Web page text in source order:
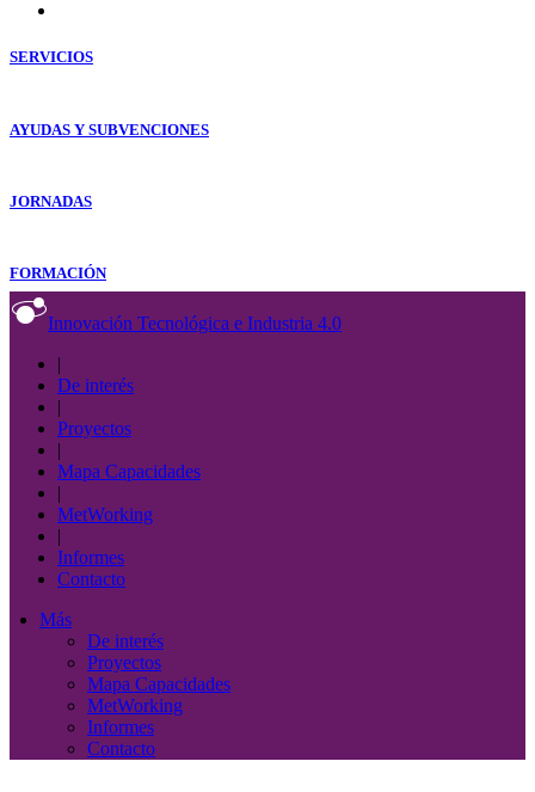
SERVICIOS
AYUDAS Y SUBVENCIONES
JORNADAS
FORMACIÓN
Innovación Tecnológica e Industria 4.0
|
De interés
|
Proyectos
|
Mapa Capacidades
|
MetWorking
|
Informes
Contacto
Más
De interés
Proyectos
Mapa Capacidades
MetWorking
Informes
Contacto